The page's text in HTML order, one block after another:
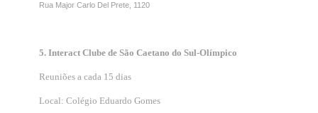
Rua Major Carlo Del Prete, 1120
5. Interact Clube de São Caetano do Sul-Olímpico
Reuniões a cada 15 dias
Local: Colégio Eduardo Gomes